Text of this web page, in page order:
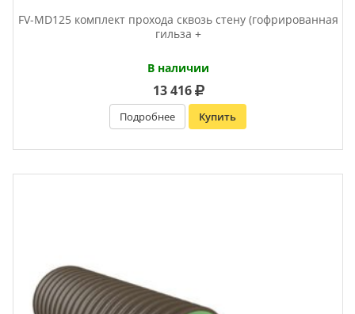
FV-MD125 комплект прохода сквозь стену (гофрированная
гильза +
В наличии
13 416
Подробнее Купить